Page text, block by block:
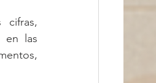
cifras,
en las